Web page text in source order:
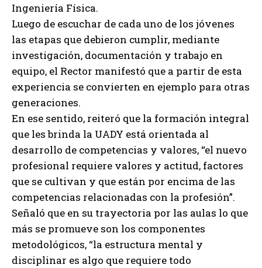
Ingeniería Física.
Luego de escuchar de cada uno de los jóvenes
las etapas que debieron cumplir, mediante
investigación, documentación y trabajo en
equipo, el Rector manifestó que a partir de esta
experiencia se convierten en ejemplo para otras
generaciones.
En ese sentido, reiteró que la formación integral
que les brinda la UADY está orientada al
desarrollo de competencias y valores, “el nuevo
profesional requiere valores y actitud, factores
que se cultivan y que están por encima de las
competencias relacionadas con la profesión”.
Señaló que en su trayectoria por las aulas lo que
más se promueve son los componentes
metodológicos, “la estructura mental y
disciplinar es algo que requiere todo